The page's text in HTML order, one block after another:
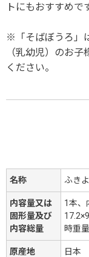
トにもおすすめで
※「そばぼうろ」
（乳幼児）のお
ください。
名称 ふき
内容量又は
固形量及び
内容総量
1本、
時重
原産地 日本